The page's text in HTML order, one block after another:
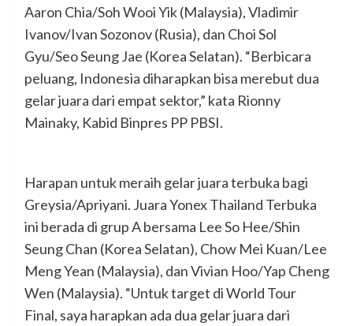
Aaron Chia/Soh Wooi Yik (Malaysia), Vladimir
Ivanov/Ivan Sozonov (Rusia), dan Choi Sol
Gyu/Seo Seung Jae (Korea Selatan). “Berbicara
peluang, Indonesia diharapkan bisa merebut dua
gelar juara dari empat sektor,” kata Rionny
Mainaky, Kabid Binpres PP PBSI.
Harapan untuk meraih gelar juara terbuka bagi
Greysia/Apriyani. Juara Yonex Thailand Terbuka
ini berada di grup A bersama Lee So Hee/Shin
Seung Chan (Korea Selatan), Chow Mei Kuan/Lee
Meng Yean (Malaysia), dan Vivian Hoo/Yap Cheng
Wen (Malaysia). “Untuk target di World Tour
Final, saya harapkan ada dua gelar juara dari